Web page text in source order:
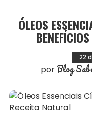
ÓLEOS
22
por Blog